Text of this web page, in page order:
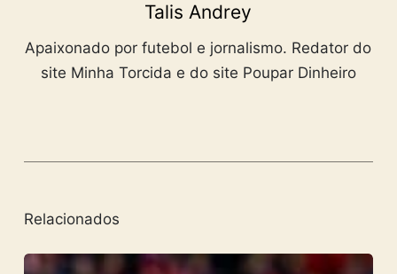
Talis Andrey
Apaixonado por futebol e jornalismo. Redator do
site Minha Torcida e do site Poupar Dinheiro
Relacionados